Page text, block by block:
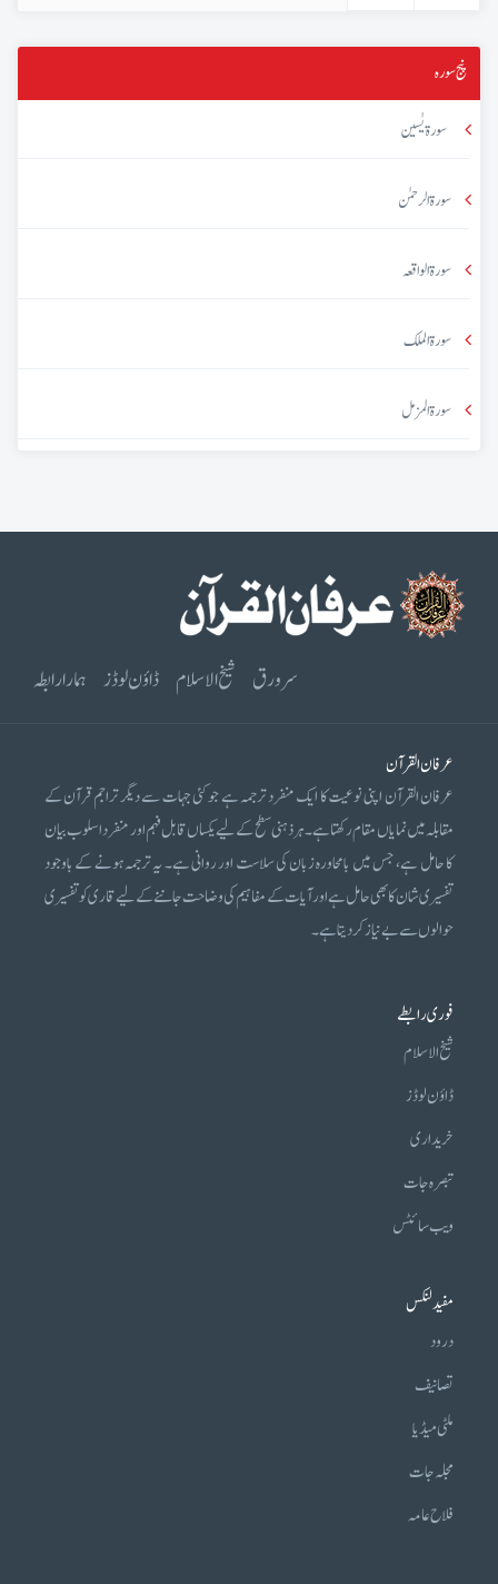
پنج سورہ
سورۃ یٰسین
سورۃ الرحمٰن
سورۃ الواقعہ
سورۃ الملک
سورۃ المزمل
سرورق شیخ الاسلام ڈاؤن لوڈز ہمارا رابطہ
عرفان القرآن
عرفان القرآن اپنی نوعیت کا ایک منفرد ترجمہ ہے جو کئی جہات سے دیگر تراجم قرآن کے
مقابلہ میں نمایاں مقام رکھتا ہے۔ ہر ذہنی سطح کے لیے یکساں قابل فہم اور منفرد اسلوب بیان
کا حامل ہے، جس میں بامحاورہ زبان کی سلاست اور روانی ہے۔ یہ ترجمہ ہونے کے باوجود
تفسیری شان کا بھی حامل ہے اور آیات کے مفاہیم کی وضاحت جاننے کے لیے قاری کو تفسیری
حوالوں سے بے نیاز کر دیتا ہے۔
فوری رابطے
شیخ الاسلام
ڈاؤن لوڈز
خریداری
تبصرہ جات
ویب سائٹس
مفید لنکس
درود
تصانیف
ملٹی میڈیا
مجلہ جات
فلاح عامہ